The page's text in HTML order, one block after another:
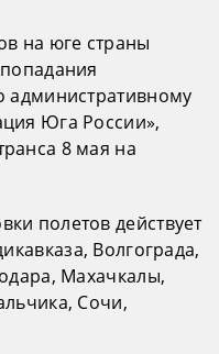
на юге страны
административному
Юга России»,
8 мая на
полетов действует
Волгограда,
Махачкалы,
Сочи,